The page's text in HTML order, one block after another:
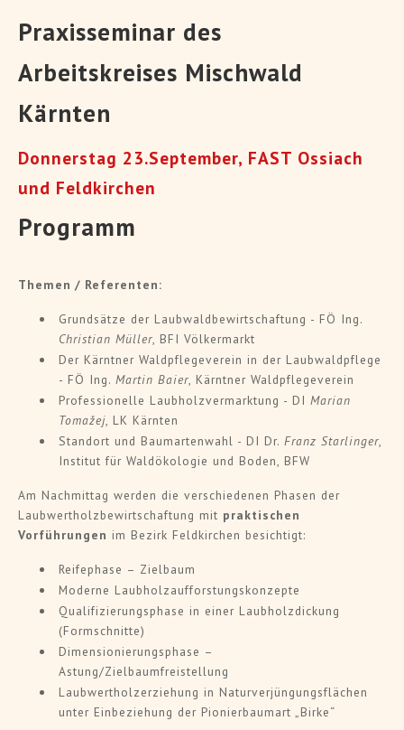
Praxisseminar des
Arbeitskreises Mischwald
Kärnten
Donnerstag 23.September, FAST Ossiach
und Feldkirchen
Programm
Themen / Referenten:
Grundsätze der Laubwaldbewirtschaftung - FÖ Ing.
Christian Müller, BFI Völkermarkt
Der Kärntner Waldpflegeverein in der Laubwaldpflege
- FÖ Ing. Martin Baier, Kärntner Waldpflegeverein
Professionelle Laubholzvermarktung - DI Marian
Tomažej, LK Kärnten
Standort und Baumartenwahl - DI Dr. Franz Starlinger,
Institut für Waldökologie und Boden, BFW
Am Nachmittag werden die verschiedenen Phasen der
Laubwertholzbewirtschaftung mit praktischen
Vorführungen im Bezirk Feldkirchen besichtigt:
Reifephase – Zielbaum
Moderne Laubholzaufforstungskonzepte
Qualifizierungsphase in einer Laubholzdickung
(Formschnitte)
Dimensionierungsphase –
Astung/Zielbaumfreistellung
Laubwertholzerziehung in Naturverjüngungsflächen
unter Einbeziehung der Pionierbaumart „Birke“